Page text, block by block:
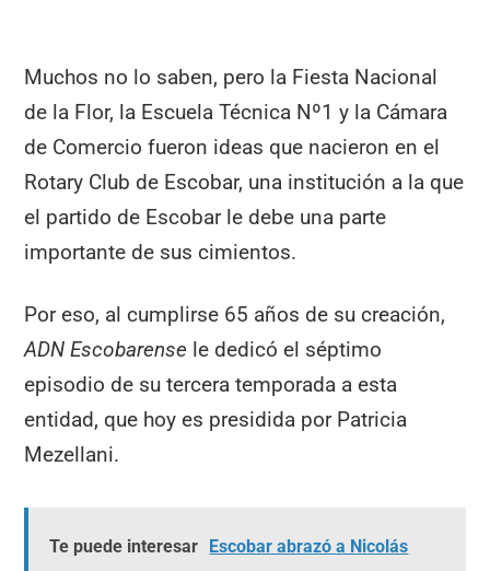
Muchos no lo saben, pero la Fiesta Nacional
de la Flor, la Escuela Técnica Nº1 y la Cámara
de Comercio fueron ideas que nacieron en el
Rotary Club de Escobar, una institución a la que
el partido de Escobar le debe una parte
importante de sus cimientos.
Por eso, al cumplirse 65 años de su creación,
ADN Escobarense le dedicó el séptimo
episodio de su tercera temporada a esta
entidad, que hoy es presidida por Patricia
Mezellani.
Te puede interesar
Escobar abrazó a Nicolás